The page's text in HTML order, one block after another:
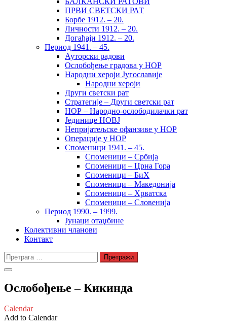
ПРВИ СВЕТСКИ РАТ
Борбе 1912. – 20.
Личности 1912. – 20.
Догађаји 1912. – 20.
Период 1941. – 45.
Ауторски радови
Ослобођење градова у НОР
Народни хероји Југославије
Народни хероји
Други светски рат
Стратегије – Други светски рат
НОР – Народно-ослободилачки рат
Јединице НОВЈ
Непријатељске офанзиве у НОР
Операције у НОР
Споменици 1941. – 45.
Споменици – Србија
Споменици – Црна Гора
Споменици – БиХ
Споменици – Македонија
Споменици – Хрватска
Споменици – Словенија
Период 1990. – 1999.
Јунаци отаџбине
Колективни чланови
Контакт
Претрага
за:
Ослобођење – Кикинда
Calendar
Add to Calendar